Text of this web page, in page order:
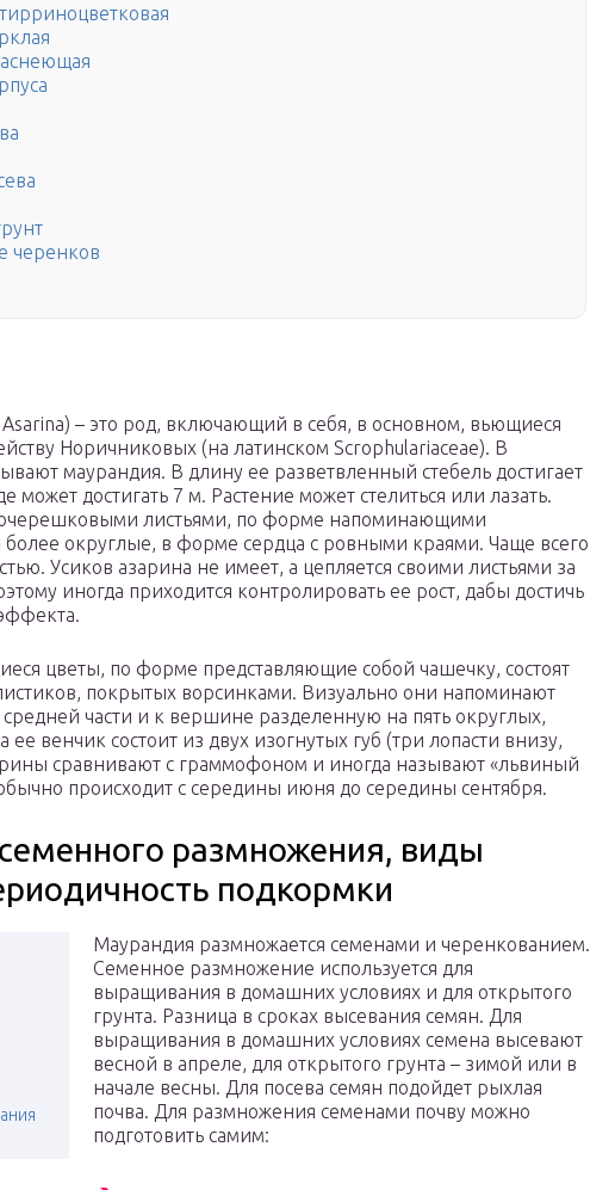
черенков
– это род, включающий в себя, в основном, вьющиеся
Норичниковых (на латинском Scrophulariaceae). В
маурандия. В длину ее разветвленный стебель достигает
может достигать 7 м. Растение может стелиться или лазать.
листьями, по форме напоминающими
округлые, в форме сердца с ровными краями. Чаще всего
Усиков азарина не имеет, а цепляется своими листьями за
иногда приходится контролировать ее рост, дабы достичь
цветы, по форме представляющие собой чашечку, состоят
покрытых ворсинками. Визуально они напоминают
части и к вершине разделенную на пять округлых,
ее венчик состоит из двух изогнутых губ (три лопасти внизу,
сравнивают с граммофоном и иногда называют «львиный
происходит с середины июня до середины сентября.
размножения, виды
подкормки
Маурандия размножается семенами и черенкованием.
Семенное размножение используется для
выращивания в домашних условиях и для открытого
грунта. Разница в сроках высевания семян. Для
выращивания в домашних условиях семена высевают
весной в апреле, для открытого грунта – зимой или в
начале весны. Для посева семян подойдет рыхлая
почва. Для размножения семенами почву можно
подготовить самим: